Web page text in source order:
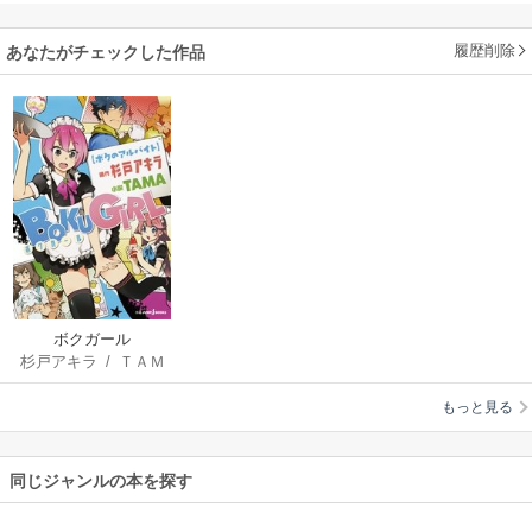
あなたがチェックした作品 履歴削除
ボクガール
杉戸アキラ /
ＴＡＭ
Ａ
もっと見る
同じジャンルの本を探す